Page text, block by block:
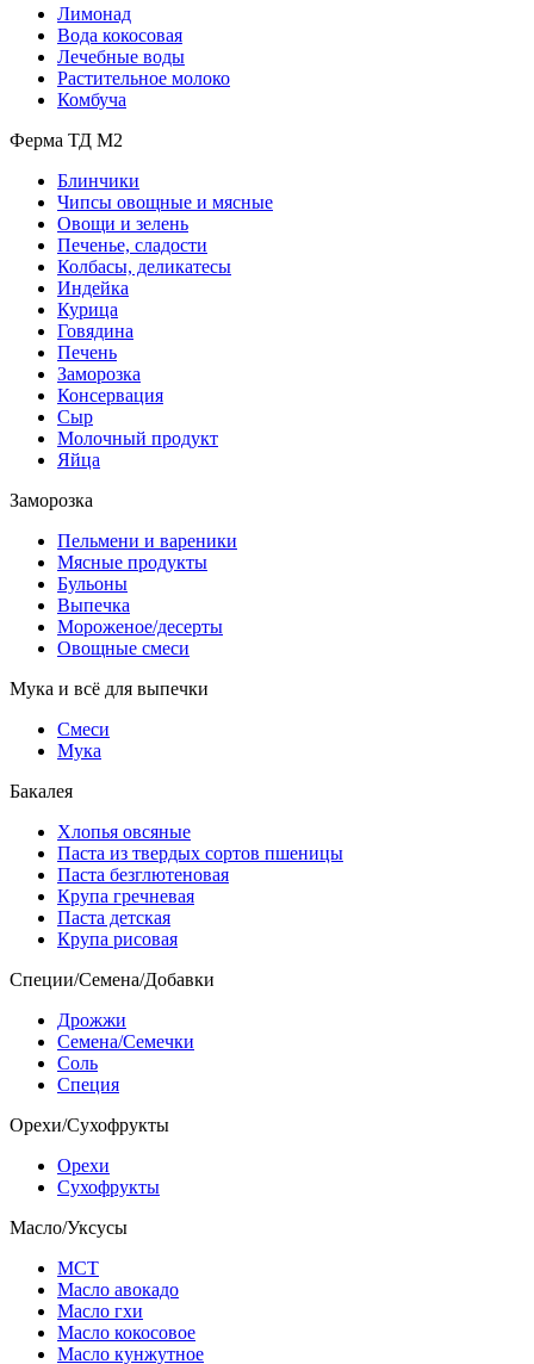
Лимонад
Вода кокосовая
Лечебные воды
Растительное молоко
Комбуча
Ферма ТД М2
Блинчики
Чипсы овощные и мясные
Овощи и зелень
Печенье, сладости
Колбасы, деликатесы
Индейка
Курица
Говядина
Печень
Заморозка
Консервация
Сыр
Молочный продукт
Яйца
Заморозка
Пельмени и вареники
Мясные продукты
Бульоны
Выпечка
Мороженое/десерты
Овощные смеси
Мука и всё для выпечки
Смеси
Мука
Бакалея
Хлопья овсяные
Паста из твердых сортов пшеницы
Паста безглютеновая
Крупа гречневая
Паста детская
Крупа рисовая
Специи/Семена/Добавки
Дрожжи
Семена/Семечки
Соль
Специя
Орехи/Сухофрукты
Орехи
Сухофрукты
Масло/Уксусы
МСТ
Масло авокадо
Масло гхи
Масло кокосовое
Масло кунжутное